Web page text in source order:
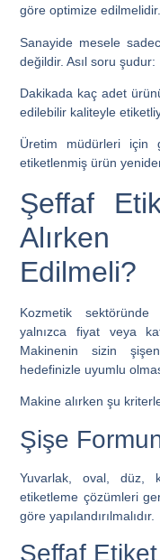
göre optimize edilmelidir.
Sanayide mesele
değildir. Asıl soru şudur:
Dakikada kaç adet
edilebilir kaliteyle
Üretim müdürleri için
etiketlenmiş ürün
Şeffaf
Alırken
Edilmeli?
Kozmetik
yalnızca fiyat veya
Makinenin sizin
hedefinizle uyumlu
Makine alırken şu
Şişe
Yuvarlak, oval, düz,
etiketleme çözümleri
göre yapılandırılmalıdır.
Şeffaf